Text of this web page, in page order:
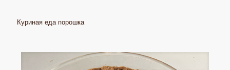
Куриная еда порошка